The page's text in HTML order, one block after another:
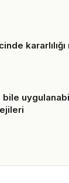
kararlılığı
bile